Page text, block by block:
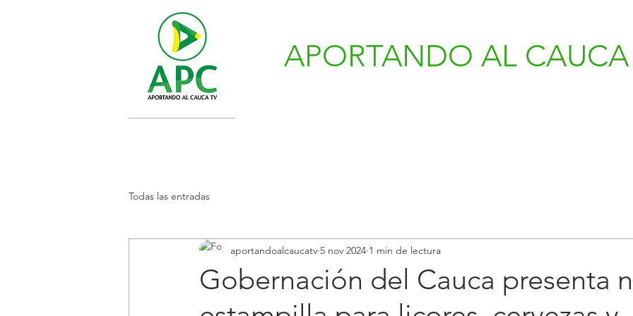
APORTANDO AL CAUCA
Todas las entradas
Gobernación del Cauca presenta
aportandoalcaucatv 5 nov 2024 1 min de lectura